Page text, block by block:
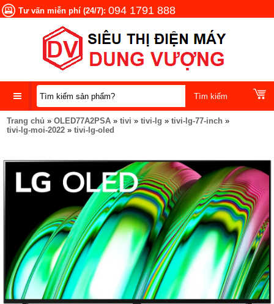
Tư vấn miễn phí (24/7): 094 1791 888
DANH
MỤC
Trang chủ » OLED77A2PSA » tivi » tivi-lg » tivi-lg-77-inch »
tivi-lg-moi-2022 » tivi-lg-oled